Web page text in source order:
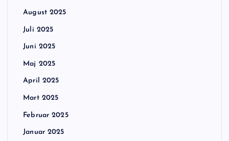
August 2025
Juli 2025
Juni 2025
Maj 2025
April 2025
Mart 2025
Februar 2025
Januar 2025